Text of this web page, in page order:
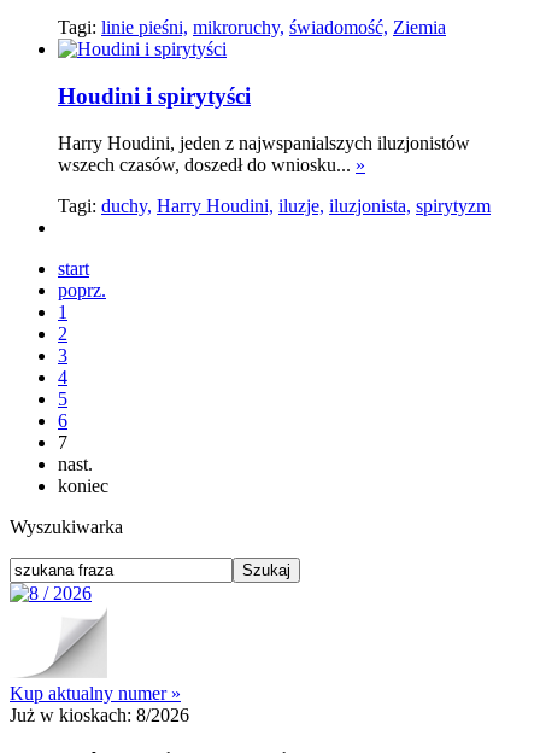
Tagi: linie pieśni, mikroruchy, świadomość, Ziemia
Houdini i spirytyści
Harry Houdini, jeden z najwspanialszych iluzjonistów
wszech czasów, doszedł do wniosku... »
Tagi: duchy, Harry Houdini, iluzje, iluzjonista, spirytyzm
start
poprz.
1
2
3
4
5
6
7
nast.
koniec
Wyszukiwarka
Kup aktualny numer »
Już w kioskach: 8/2026